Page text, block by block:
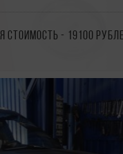
стоимость - 19100